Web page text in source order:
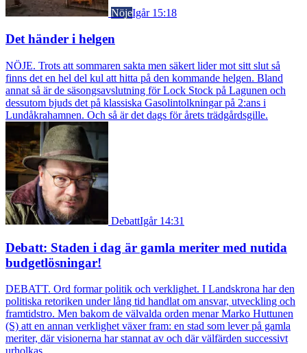
NöjeIgår 15:18
Det händer i helgen
NÖJE. Trots att sommaren sakta men säkert lider mot sitt slut så
finns det en hel del kul att hitta på den kommande helgen. Bland
annat så är de säsongsavslutning för Lock Stock på Lagunen och
dessutom bjuds det på klassiska Gasolintolkningar på 2:ans i
Lundåkrahamnen. Och så är det dags för årets trädgårdsgille.
DebattIgår 14:31
Debatt: Staden i dag är gamla meriter med nutida
budgetlösningar!
DEBATT. Ord formar politik och verklighet. I Landskrona har den
politiska retoriken under lång tid handlat om ansvar, utveckling och
framtidstro. Men bakom de välvalda orden menar Marko Huttunen
(S) att en annan verklighet växer fram: en stad som lever på gamla
meriter, där visionerna har stannat av och där välfärden successivt